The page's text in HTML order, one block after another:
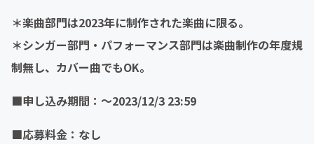
＊楽曲部門は2023年に制作された楽曲に限る。
＊シンガー部門・パフォーマンス部門は楽曲制作の年度規
制無し、カバー曲でもOK。
■申し込み期間：〜2023/12/3 23:59
■応募料金：なし